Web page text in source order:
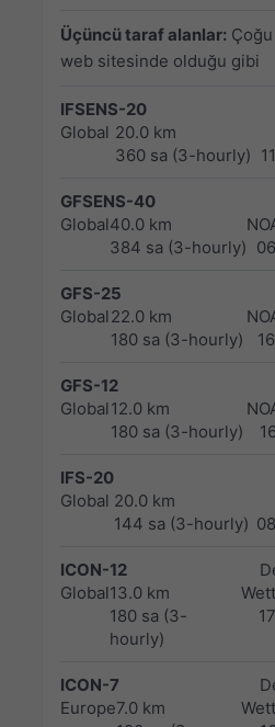
Üçüncü taraf alanlar:
web sitesinde olduğu gibi
IFSENS-20
Global 20.0 km
360 sa (3-hourly)
GFSENS-40
Global40.0 km
384 sa (3-hourly)
GFS-25
Global22.0 km
180 sa (3-hourly)
GFS-12
Global12.0 km
180 sa (3-hourly)
IFS-20
Global 20.0 km
144 sa (3-hourly)
ICON-12
Global13.0 km
180 sa (3-
hourly)
ICON-7
Europe7.0 km